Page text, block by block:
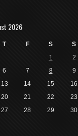
2026
T F S S
1
2
6 7 8
9
13 14 15
16
20 21 22
23
27 28 29
30